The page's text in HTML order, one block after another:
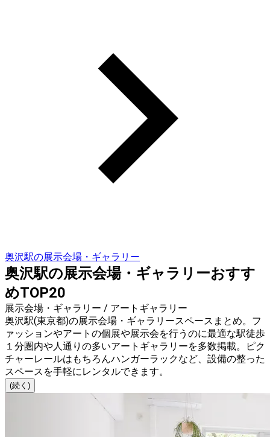
奥沢駅の展示会場・ギャラリー
奥沢駅の展示会場・ギャラリーおすす
めTOP20
展示会場・ギャラリー / アートギャラリー
奥沢駅(東京都)の展示会場・ギャラリースペースまとめ。フ
ァッションやアートの個展や展示会を行うのに最適な駅徒歩
１分圏内や人通りの多いアートギャラリーを多数掲載。ピク
チャーレールはもちろんハンガーラックなど、設備の整った
スペースを手軽にレンタルできます。
(続く)